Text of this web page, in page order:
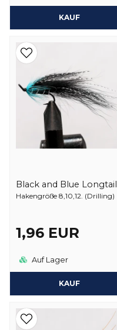
KAUF
Black and Blue Longtail
Hakengröße 8,10,12. (Drilling)
1,96 EUR
Auf Lager
KAUF